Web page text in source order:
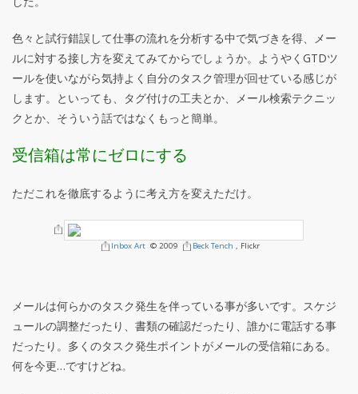
色々と試行錯誤して仕事の流れを分析する中で気づきを得、メー
ルに対する接し方を変えてみてからでしょうか。ようやくGTDツ
ールを使いながら気持よく自分のタスク管理が回せている感じが
します。といっても、タグ付けの工夫とか、メール検索テクニッ
クとか、そういう話ではなくもっと簡単。
受信箱は常にゼロにする
ただこれを徹底するように考え方を変えただけ。
Inbox Art © 2009 Beck Tench , Flickr
メールは何らかのタスク発生を伴っている事が多いです。スケジ
ュールの調整だったり、書類の確認だったり、誰かに電話する事
だったり。多くのタスク発生ポイントがメールの受信箱にある。
何を今更…ですけどね。